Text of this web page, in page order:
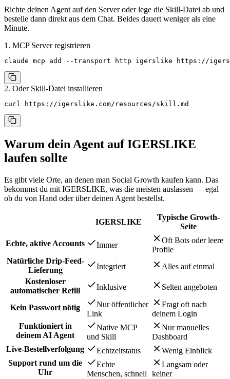
Richte deinen Agent auf den Server oder lege die Skill-Datei ab und
bestelle dann direkt aus dem Chat. Beides dauert weniger als eine
Minute.
1. MCP Server registrieren
claude mcp add --transport http igerslike https://
2. Oder Skill-Datei installieren
curl https://igerslike.com/resources/skill.md
Warum dein Agent auf IGERSLIKE
laufen sollte
Es gibt viele Orte, an denen man Social Growth kaufen kann. Das
bekommst du mit IGERSLIKE, was die meisten auslassen — egal
ob du von Hand oder über deinen Agent bestellst.
IGERSLIKE
Typische Growth-
Seite
Echte, aktive Accounts
Immer
Oft Bots oder leere
Profile
Natürliche Drip-Feed-
Lieferung
Integriert
Alles auf einmal
Kostenloser
automatischer Refill
Inklusive Selten angeboten
Kein Passwort nötig
Nur öffentlicher
Link
Fragt oft nach
deinem Login
Funktioniert in
deinem AI Agent
Native MCP
und Skill
Nur manuelles
Dashboard
Live-Bestellverfolgung
Echtzeitstatus
Wenig Einblick
Support rund um die
Uhr
Echte
Menschen, schnell
Langsam oder
keiner